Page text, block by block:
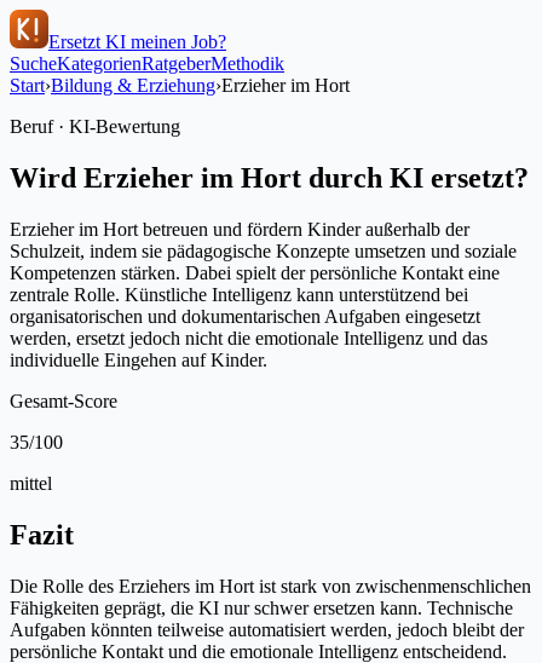
Ersetzt KI meinen Job?
SucheKategorienRatgeberMethodik
Start›Bildung & Erziehung›Erzieher im Hort
Beruf · KI-Bewertung
Wird Erzieher im Hort durch KI ersetzt?
Erzieher im Hort betreuen und fördern Kinder außerhalb der
Schulzeit, indem sie pädagogische Konzepte umsetzen und soziale
Kompetenzen stärken. Dabei spielt der persönliche Kontakt eine
zentrale Rolle. Künstliche Intelligenz kann unterstützend bei
organisatorischen und dokumentarischen Aufgaben eingesetzt
werden, ersetzt jedoch nicht die emotionale Intelligenz und das
individuelle Eingehen auf Kinder.
Gesamt-Score
35/100
mittel
Fazit
Die Rolle des Erziehers im Hort ist stark von zwischenmenschlichen
Fähigkeiten geprägt, die KI nur schwer ersetzen kann. Technische
Aufgaben könnten teilweise automatisiert werden, jedoch bleibt der
persönliche Kontakt und die emotionale Intelligenz entscheidend.